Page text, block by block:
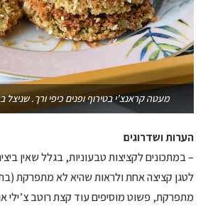
מעטה קראנצ’י בטירוף ופנים כיפי ורך. שניצל
הערות ושדרוגים
– במתכונים לקציצות טבעוניות, בגלל שאין
לטגן קציצה אחת ולראות שהיא לא מתפרקת
מתפרקת, פשוט מוסיפים עוד קצת רוטב צ’ילי